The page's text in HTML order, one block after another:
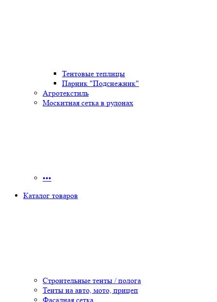
Тентовые теплицы
Парник "Подснежник"
Агротекстиль
Москитная сетка в рулонах
•••
Каталог товаров
Строительные тенты / полога
Тенты на авто, мото, прицеп
Фасадная сетка